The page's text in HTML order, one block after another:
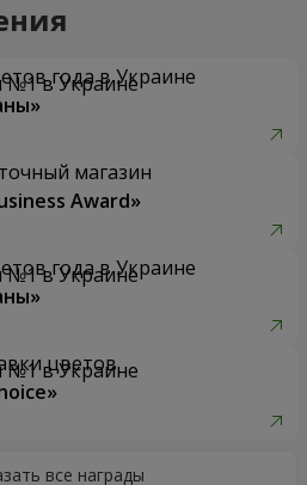
года в Украине
магазин
Award»
года в Украине
цветов